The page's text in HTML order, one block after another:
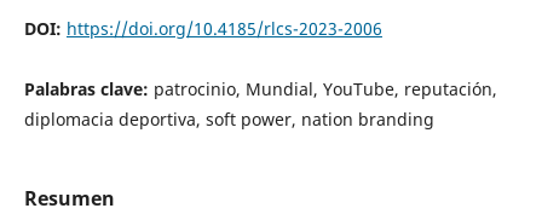
DOI: https://doi.org/10.4185/rlcs-2023-2006
Palabras clave: patrocinio, Mundial, YouTube, reputación,
diplomacia deportiva, soft power, nation branding
Resumen